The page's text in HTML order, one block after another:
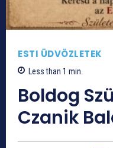
ESTI ÜDVÖZLETEK
Less than 1 min.
Boldog
Czanik